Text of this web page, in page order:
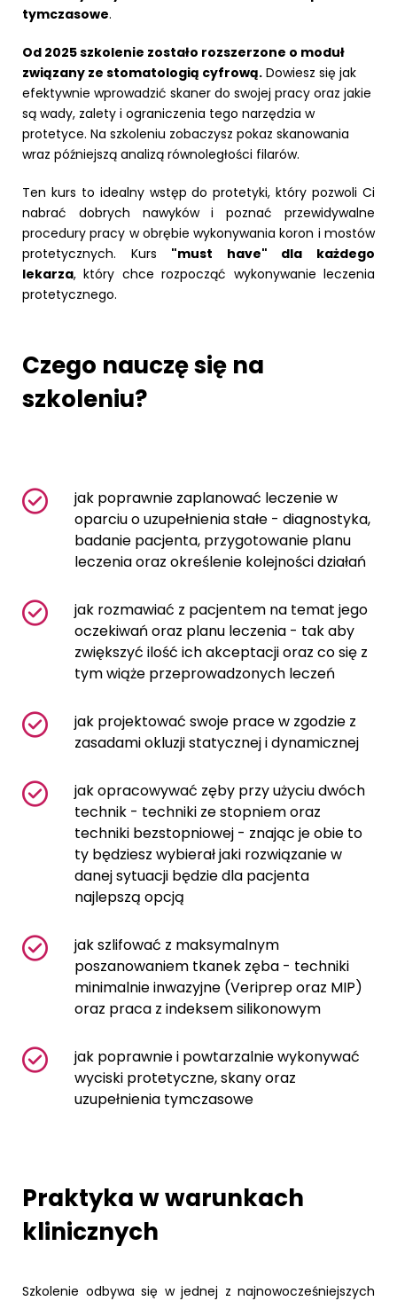
tymczasowe.
Od 2025 szkolenie zostało rozszerzone o moduł
związany ze stomatologią cyfrową. Dowiesz się jak
efektywnie wprowadzić skaner do swojej pracy oraz jakie
są wady, zalety i ograniczenia tego narzędzia w
protetyce. Na szkoleniu zobaczysz pokaz skanowania
wraz późniejszą analizą równoległości filarów.
Ten kurs to idealny wstęp do protetyki, który pozwoli Ci
nabrać dobrych nawyków i poznać przewidywalne
procedury pracy w obrębie wykonywania koron i mostów
protetycznych. Kurs "must have" dla każdego
lekarza, który chce rozpocząć wykonywanie leczenia
protetycznego.
Czego nauczę się na
szkoleniu?
jak poprawnie zaplanować leczenie w
oparciu o uzupełnienia stałe - diagnostyka,
badanie pacjenta, przygotowanie planu
leczenia oraz określenie kolejności działań
jak rozmawiać z pacjentem na temat jego
oczekiwań oraz planu leczenia - tak aby
zwiększyć ilość ich akceptacji oraz co się z
tym wiąże przeprowadzonych leczeń
jak projektować swoje prace w zgodzie z
zasadami okluzji statycznej i dynamicznej
jak opracowywać zęby przy użyciu dwóch
technik - techniki ze stopniem oraz
techniki bezstopniowej - znając je obie to
ty będziesz wybierał jaki rozwiązanie w
danej sytuacji będzie dla pacjenta
najlepszą opcją
jak szlifować z maksymalnym
poszanowaniem tkanek zęba - techniki
minimalnie inwazyjne (Veriprep oraz MIP)
oraz praca z indeksem silikonowym
jak poprawnie i powtarzalnie wykonywać
wyciski protetyczne, skany oraz
uzupełnienia tymczasowe
Praktyka w warunkach
klinicznych
Szkolenie odbywa się w jednej z najnowocześniejszych